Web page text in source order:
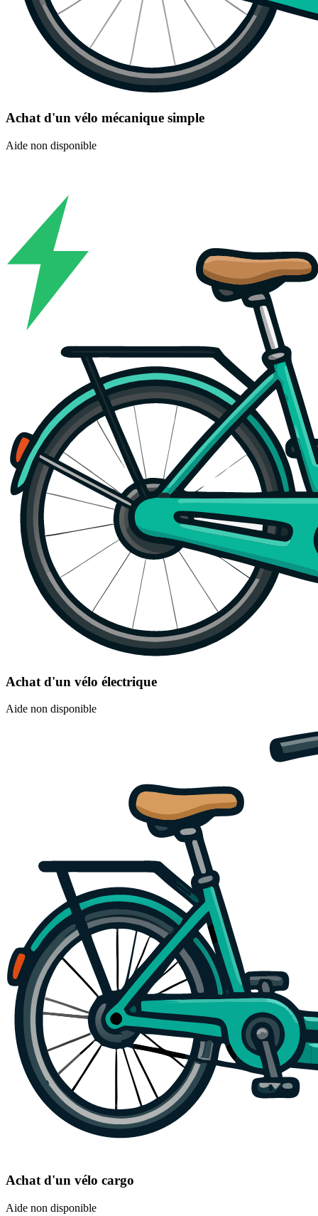
Achat d'un vélo mécanique simple
Aide non disponible
Achat d'un vélo électrique
Aide non disponible
Achat d'un vélo cargo
Aide non disponible